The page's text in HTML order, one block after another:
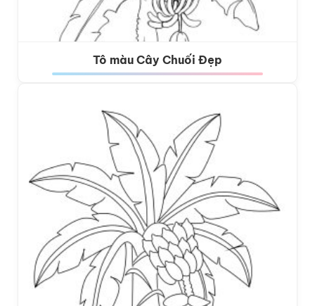
Tô màu Cây Chuối Đẹp